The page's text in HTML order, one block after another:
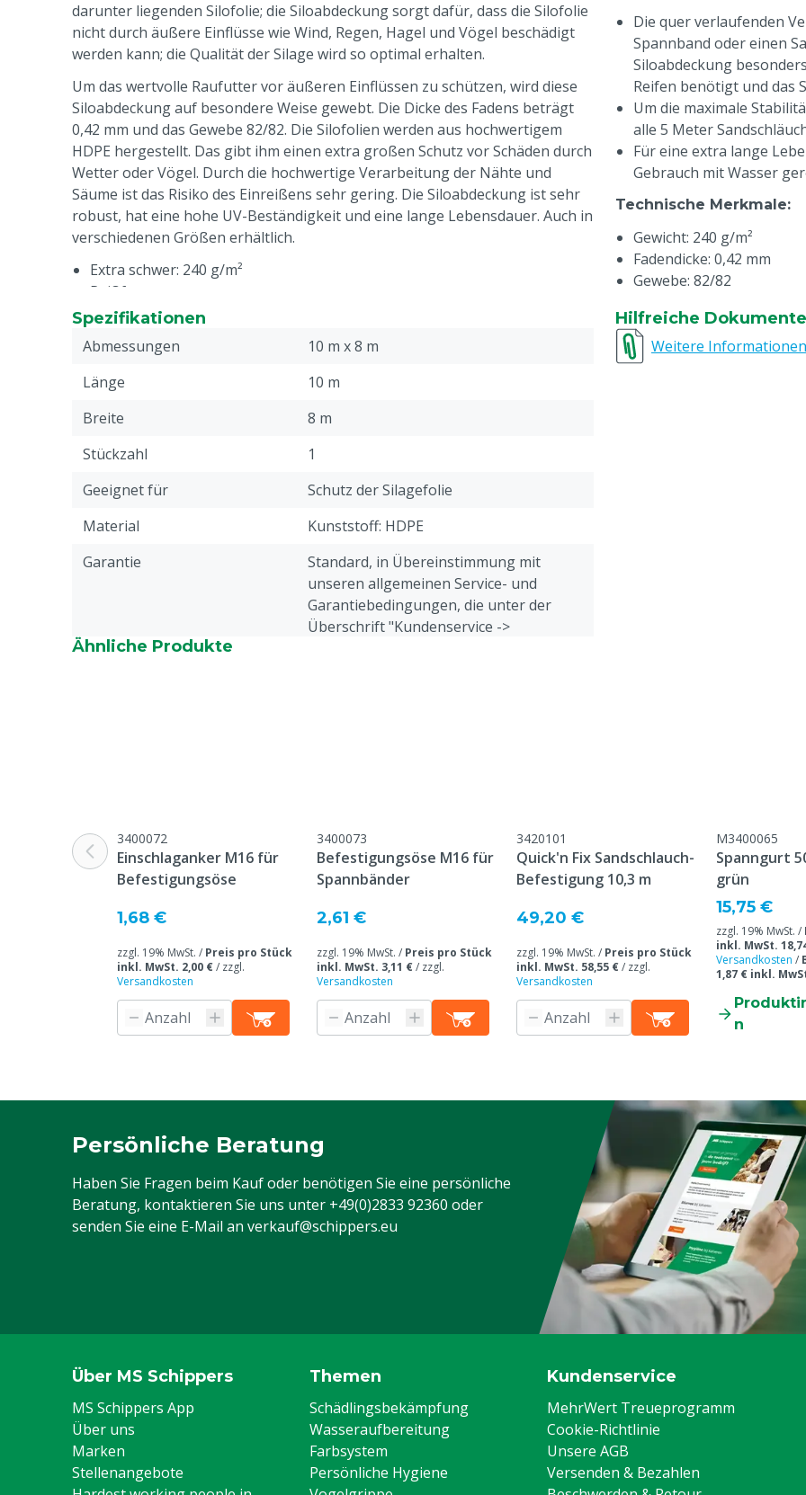
darunter liegenden Silofolie; die Siloabdeckung sorgt dafür, dass die Silofolie
nicht durch äußere Einflüsse wie Wind, Regen, Hagel und Vögel beschädigt
werden kann; die Qualität der Silage wird so optimal erhalten.
Um das wertvolle Raufutter vor äußeren Einflüssen zu schützen, wird diese
Siloabdeckung auf besondere Weise gewebt. Die Dicke des Fadens beträgt
0,42 mm und das Gewebe 82/82. Die Silofolien werden aus hochwertigem
HDPE hergestellt. Das gibt ihm einen extra großen Schutz vor Schäden durch
Wetter oder Vögel. Durch die hochwertige Verarbeitung der Nähte und
Säume ist das Risiko des Einreißens sehr gering. Die Siloabdeckung ist sehr
robust, hat eine hohe UV-Beständigkeit und eine lange Lebensdauer. Auch in
verschiedenen Größen erhältlich.
Extra schwer: 240 g/m²
Reißfest
Optimale Verarbeitung von Nähten und Säumen
Hohe UV-Beständigkeit
Ausgestattet mit quer verlaufenden Verstärkungsbändern
Die quer verlaufenden
Spannband oder einen
Siloabdeckung
Reifen benötigt und das
Um die maximale
alle 5 Meter
Für eine extra lange
Gebrauch mit Wasser
Technische Merkmale:
Gewicht: 240 g/m²
Fadendicke: 0,42 mm
Gewebe: 82/82
Spezifikationen
Abmessungen
10 m x 8 m
Länge
10 m
Breite
8 m
Stückzahl
1
Geeignet für
Schutz der Silagefolie
Material
Kunststoff: HDPE
Garantie
Standard, in Übereinstimmung mit
unseren allgemeinen Service- und
Garantiebedingungen, die unter der
Überschrift "Kundenservice ->
Farbe
Grün
Fläche
80 m²
Hilfreiche Dokumente
Weitere Informationen
Ähnliche Produkte
3400072
Einschlaganker M16 für
Befestigungsöse
1,68 €
zzgl. 19% MwSt. / Preis pro Stück
inkl. MwSt. 2,00 €/ zzgl.
Versandkosten
3400073
Befestigungsöse M16 für
Spannbänder
2,61 €
zzgl. 19% MwSt. / Preis pro Stück
inkl. MwSt. 3,11 €/ zzgl.
Versandkosten
3420101
Quick'n Fix Sandschlauch-
Befestigung 10,3 m
49,20 €
zzgl. 19% MwSt. / Preis pro Stück
inkl. MwSt. 58,55 €/ zzgl.
Versandkosten
M3400065
Spanngurt
grün
15,75 €
zzgl. 19% MwSt. /
inkl. MwSt.
Versandkosten /
1,87 € inkl.
n
Persönliche Beratung
Haben Sie Fragen beim Kauf oder benötigen Sie eine persönliche
Beratung, kontaktieren Sie uns unter +49(0)2833 92360 oder
senden Sie eine E-Mail an verkauf@schippers.eu
Über MS Schippers
MS Schippers App
Über uns
Marken
Stellenangebote
Themen
Schädlingsbekämpfung
Wasseraufbereitung
Farbsystem
Persönliche Hygiene
Kundenservice
MehrWert Treueprogramm
Cookie-Richtlinie
Unsere AGB
Versenden & Bezahlen